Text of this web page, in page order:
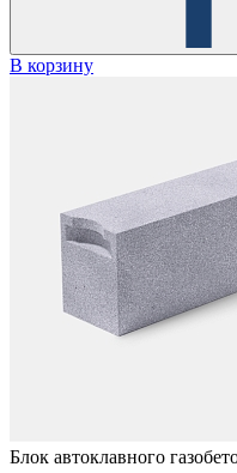
В корзину
Блок автоклавного